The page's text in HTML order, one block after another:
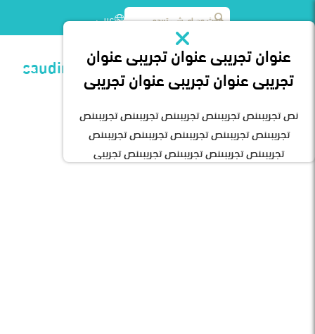
عربى
عنوان تجريبى عنوان تجريبى عنوان
تجريبى عنوان تجريبى عنوان تجريبى
نص تجريبىنص تجريبىنص تجريبىنص تجريبىنص تجريبىنص
تجريبىنص تجريبىنص تجريبىنص تجريبىنص تجريبىنص
تجريبىنص تجريبىنص تجريبىنص تجريبىنص تجريبى
الفعاليات/معرض ريهاب saudirehabexpo